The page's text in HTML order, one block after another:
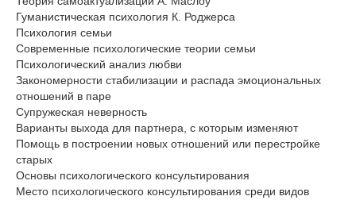
Гуманистическая психология К. Роджерса
Психология семьи
Современные психологические теории семьи
Психологический анализ любви
Закономерности стабилизации и распада эмоциональных
отношений в паре
Супружеская неверность
Варианты выхода для партнера, с которым изменяют
Помощь в построении новых отношений или перестройке
старых
Основы психологического консультирования
Место психологического консультирования среди видов